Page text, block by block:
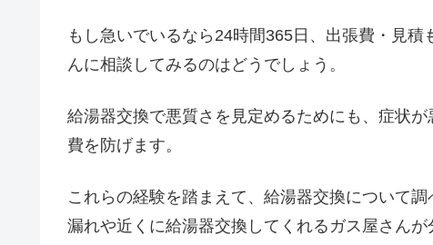
もし急いでいるなら24時間365日、出張費・見
んに相談してみるのはどうでしょう。
給湯器交換で悪質さを見定めるためにも、症状
費を防げます。
これらの経験を踏まえて、給湯器交換について
漏れや近くに給湯器交換してくれるガス屋さん